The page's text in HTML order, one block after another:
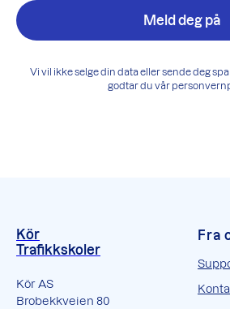
Meld deg på
Vi vil ikke selge din data eller sende deg
godtar du vår
Kör
Trafikkskoler
Kör AS
Brobekkveien 80
Fra